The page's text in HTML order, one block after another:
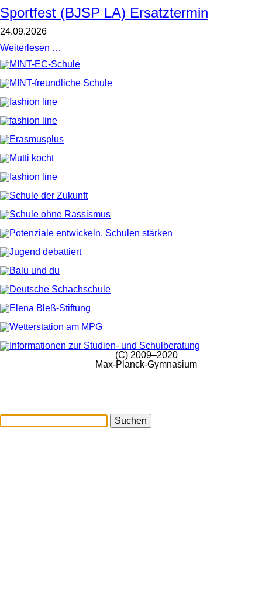
diesem
Brettspieltag
eingeladen.
Brettspiel-
Gewalt
im
Stufe
8
Sportfest (BJSP LA) Ersatztermin
24.09.2026
Weiterlesen …
LA)
(C) 2009–2020
Max-Planck-Gymnasium
Suchen